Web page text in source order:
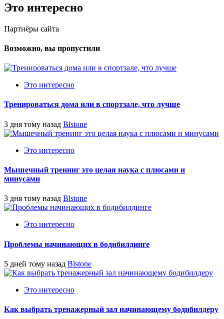
Это интересно
Партнёры сайта
Возможно, вы пропустили
Это интересно
Тренироваться дома или в спортзале, что лучше
3 дня тому назад Blstone
Это интересно
Мышечный тренинг это целая наука с плюсами и
минусами
3 дня тому назад Blstone
Это интересно
Проблемы начинающих в бодибилдинге
5 дней тому назад Blstone
Это интересно
Как выбрать тренажерный зал начинающему бодибилдеру